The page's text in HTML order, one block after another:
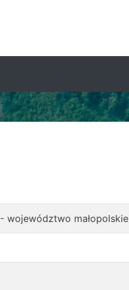
województwo małopolskie